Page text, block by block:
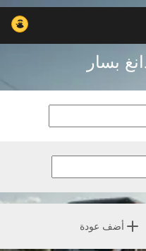
بسار
أضف عودة